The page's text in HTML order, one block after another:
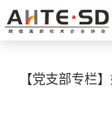
【党支部专栏